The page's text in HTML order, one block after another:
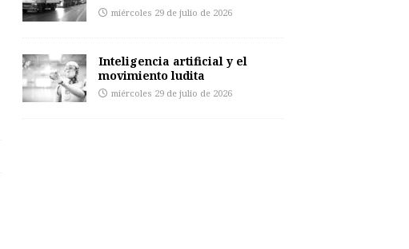
miércoles 29 de julio de 2026
Inteligencia artificial y el
movimiento ludita
miércoles 29 de julio de 2026